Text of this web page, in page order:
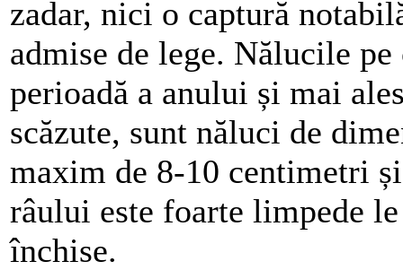
zadar, nici o captură
admise de lege. Nălucile
perioadă a anului și mai
scăzute, sunt năluci de
maxim de 8-10 centimetri
râului este foarte limpede
închise.